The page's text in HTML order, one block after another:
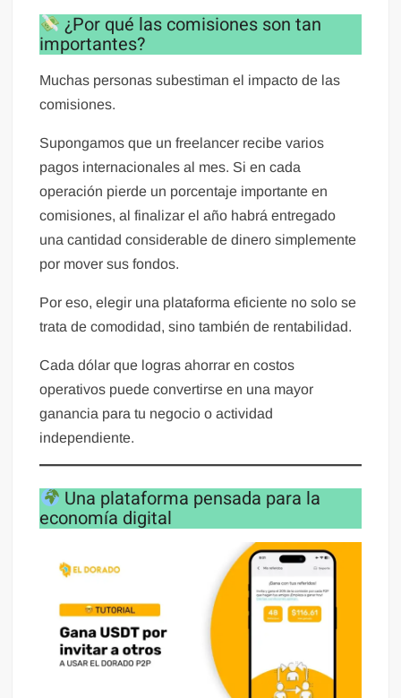
¿Por qué las comisiones son tan
importantes?
Muchas personas subestiman el impacto de las
comisiones.
Supongamos que un freelancer recibe varios
pagos internacionales al mes. Si en cada
operación pierde un porcentaje importante en
comisiones, al finalizar el año habrá entregado
una cantidad considerable de dinero simplemente
por mover sus fondos.
Por eso, elegir una plataforma eficiente no solo se
trata de comodidad, sino también de rentabilidad.
Cada dólar que logras ahorrar en costos
operativos puede convertirse en una mayor
ganancia para tu negocio o actividad
independiente.
Una plataforma pensada para la
economía digital